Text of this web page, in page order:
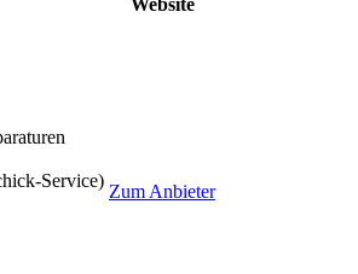
Service)
Zum Anbieter